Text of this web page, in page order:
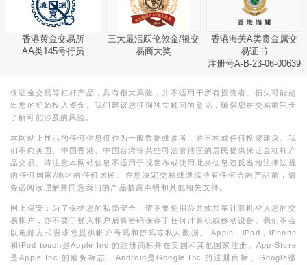
香港黄金交易所
AA类145号行员
三大最活跃伦敦金/银交
易商大奖
香港海关A类贵金属交
易证书
注册号A-B-23-06-00639
保证金交易等杠杆产品，具有很大风险，并不适用于所有投资者。损失可能超
出您的初始投入资金。我们建议您征询独立顾问的意见，确保您在交易前完全
了解可能涉及的风险。
本网站上显示的任何信息仅作为一般数据或参考，并不构成任何投资建议。我
们不向美国、中国香港、中国台湾等某些司法管辖区的居民提供保证金杠杆产
品交易。请注意本网站信息不适用于视发布或使用此类信息违反当地法律法规
的任何国家/地区的任何居民。在您决定交易或继续持有任何金融产品前，请
务必阅读理解并同意我们的产品披露声明和其他相关文件。
网上保安：为了保护您的私隐安全，请不要使用公共或共享计算机登入您的交
易帐户，亦不要于登入帐户后将密码保存于任何计算机或移动设备。我们不会
以电邮方式要求您提供帐户号码和密码等私人数据。 Apple，iPad，iPhone
和iPod touch是Apple Inc.的注册商标并在美国和其他国家注册。App Store
是Apple Inc.的服务标志，Android是Google Inc.的注册商标。Google徽